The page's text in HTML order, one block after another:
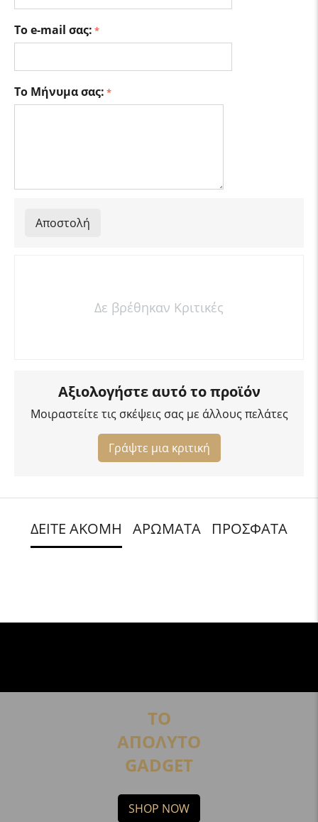
Το e-mail σας:
Το Μήνυμα σας:
Αποστολή
Δε βρέθηκαν Κριτικές
Αξιολογήστε αυτό το προϊόν
Μοιραστείτε τις σκέψεις σας με άλλους πελάτες
Γράψτε μια κριτική
ΔΕΙΤΕ ΑΚΟΜΗ ΑΡΩΜΑΤΑ ΠΡΟΣΦΑΤΑ
ΤΟ
ΑΠΟΛΥΤΟ
GADGET
SHOP NOW